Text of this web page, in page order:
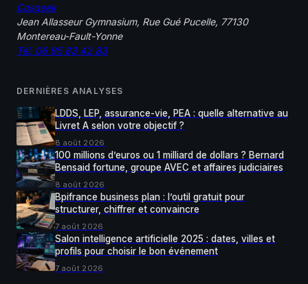
Cosgeek
Jean Allasseur Gymnasium, Rue Gué Pucelle, 77130
Montereau-Fault-Yonne
Tél. 06 95 83 42 83
DERNIÈRES ANALYSES
LDDS, LEP, assurance-vie, PEA : quelle alternative au
Livret A selon votre objectif ?
8 août 2026
100 millions d’euros ou 1 milliard de dollars ? Bernard
Bensaid fortune, groupe AVEC et affaires judiciaires
8 août 2026
Bpifrance business plan : l’outil gratuit pour
structurer, chiffrer et convaincre
7 août 2026
Salon intelligence artificielle 2025 : dates, villes et
profils pour choisir le bon événement
7 août 2026